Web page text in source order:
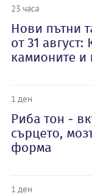
23 часа
Нови пътни
от 31
камионите и
1 ден
Риба тон -
сърцето,
форма
1 ден